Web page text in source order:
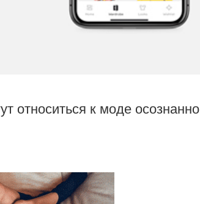
относиться к моде осознанно